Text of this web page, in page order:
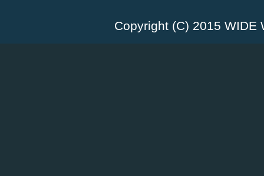
Copyright (C) 2015 WIDE